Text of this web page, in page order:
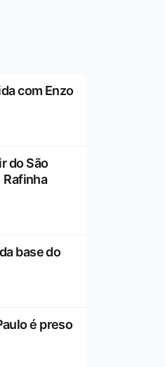
com Enzo
do São
Rafinha
base do
é preso